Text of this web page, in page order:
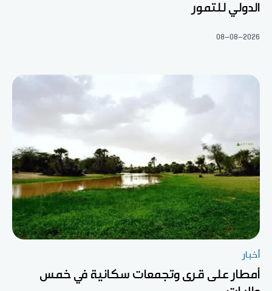
الدولي للتمور
08-08-2026
أخبار
أمطار على قرى وتجمعات سكانية في خمس